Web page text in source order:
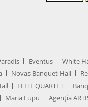
Eventus
White
Novas Banquet Hall
ELITE QUARTET
Maria Lupu
Agenţia